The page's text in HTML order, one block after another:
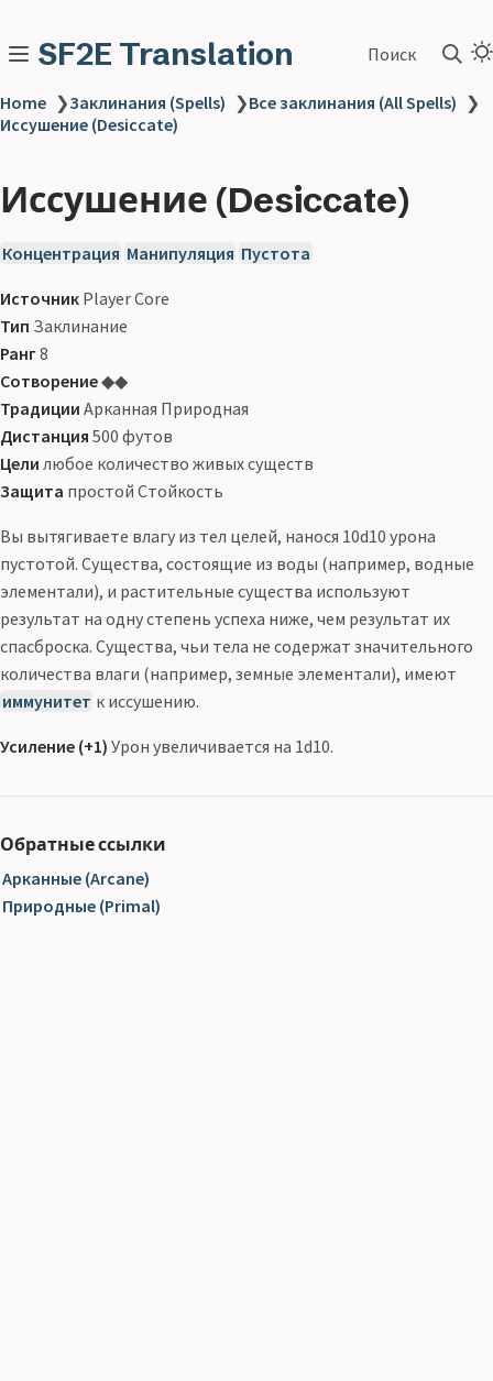
SF2E Translation Поиск
Home ❯Заклинания (Spells) ❯Все заклинания (All Spells) ❯
Иссушение (Desiccate)
Иссушение (Desiccate)
Концентрация Манипуляция Пустота
Источник Player Core
Тип Заклинание
Ранг8
Сотворение◆◆
Традиции Арканная Природная
Дистанция 500 футов
Цели любое количество живых существ
Защита простой Стойкость
Вы вытягиваете влагу из тел целей, нанося 10d10 урона
пустотой. Существа, состоящие из воды (например, водные
элементали), и растительные существа используют
результат на одну степень успеха ниже, чем результат их
спасброска. Существа, чьи тела не содержат значительного
количества влаги (например, земные элементали), имеют
иммунитет к иссушению.
Усиление (+1) Урон увеличивается на 1d10.
Обратные ссылки
Арканные (Arcane)
Природные (Primal)